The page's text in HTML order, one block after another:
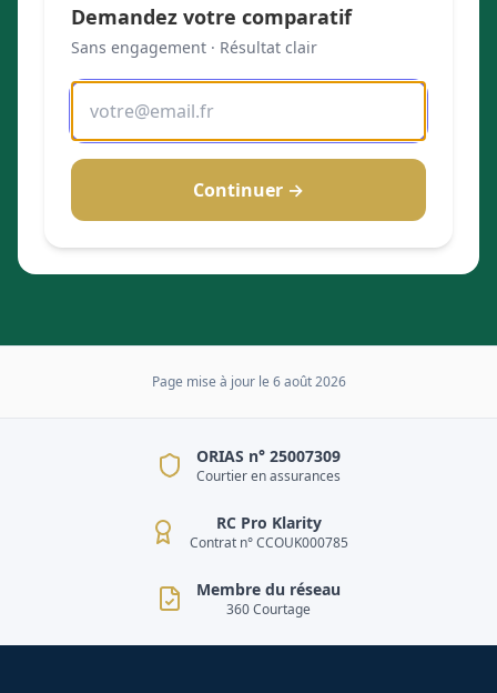
Demandez votre comparatif
Sans engagement · Résultat clair
Continuer →
Page mise à jour le 6 août 2026
ORIAS n° 25007309
Courtier en assurances
RC Pro Klarity
Contrat n° CCOUK000785
Membre du réseau
360 Courtage